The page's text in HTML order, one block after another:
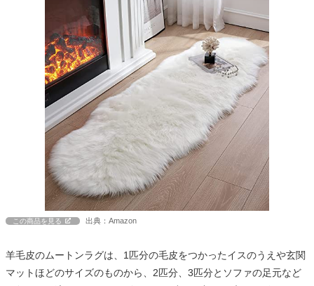
この商品を見る 出典：Amazon
羊毛皮のムートンラグは、1匹分の毛皮をつかったイスのうえや玄関
マットほどのサイズのものから、2匹分、3匹分とソファの足元など